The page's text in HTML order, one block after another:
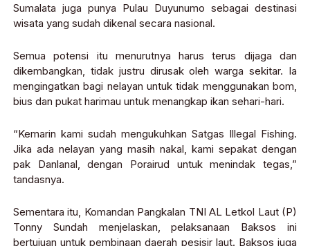
Sumalata juga punya Pulau Duyunumo sebagai destinasi
wisata yang sudah dikenal secara nasional.
Semua potensi itu menurutnya harus terus dijaga dan
dikembangkan, tidak justru dirusak oleh warga sekitar. Ia
mengingatkan bagi nelayan untuk tidak menggunakan bom,
bius dan pukat harimau untuk menangkap ikan sehari-hari.
“Kemarin kami sudah mengukuhkan Satgas Illegal Fishing.
Jika ada nelayan yang masih nakal, kami sepakat dengan
pak Danlanal, dengan Porairud untuk menindak tegas,”
tandasnya.
Sementara itu, Komandan Pangkalan TNI AL Letkol Laut (P)
Tonny Sundah menjelaskan, pelaksanaan Baksos ini
bertujuan untuk pembinaan daerah pesisir laut. Baksos juga